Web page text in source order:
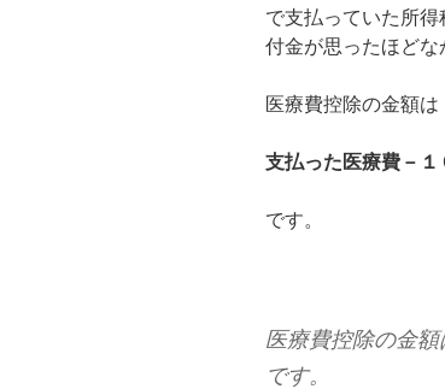
で支払っていた所
付金が思ったほどな
医療費控除の金額は
支払った医療費－
です。
医療費控除の金額
です。